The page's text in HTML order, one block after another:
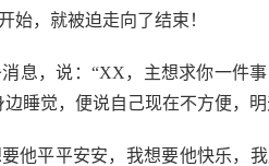
始，就被迫走向了结束！
息，说：“XX，主想求你一件
睡觉，便说自己现在不方便，明
他平平安安，我想要他快乐，